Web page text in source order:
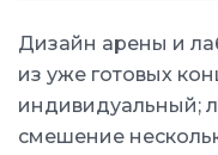
Дизайн арены и
из уже готовых
индивидуальный;
смешение